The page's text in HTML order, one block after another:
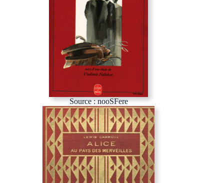
Source : nooSFere